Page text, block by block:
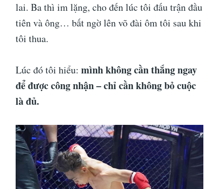
lai. Ba thì im lặng, cho đến lúc tôi đấu trận đầu
tiên và ông… bất ngờ lên võ đài ôm tôi sau khi
tôi thua.
Lúc đó tôi hiểu: mình không cần thắng ngay
để được công nhận – chỉ cần không bỏ cuộc
là đủ.